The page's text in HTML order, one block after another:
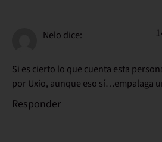
Nelo dice:
Si es cierto lo que cuenta esta
por Uxio, aunque eso sí…empalaga
Responder